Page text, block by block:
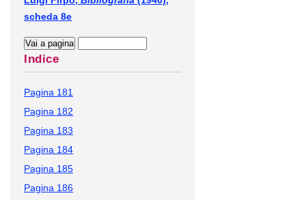
scheda 8e
Indice
Pagina 181
Pagina 182
Pagina 183
Pagina 184
Pagina 185
Pagina 186